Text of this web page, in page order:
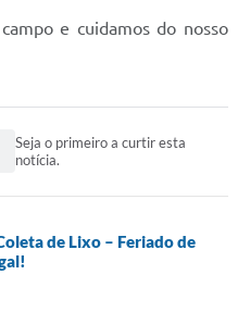
e cuidamos do nosso
Seja o primeiro a curtir esta
notícia.
de Lixo – Feriado de